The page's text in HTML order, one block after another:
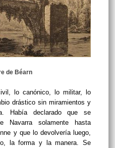
de Béarn
lo canónico, lo militar, lo
drástico sin miramientos y
Había declarado que se
Navarra solamente hasta
y que lo devolvería luego,
la forma y la manera. Se